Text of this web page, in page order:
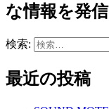
な情報を発
検索:
最近の投稿